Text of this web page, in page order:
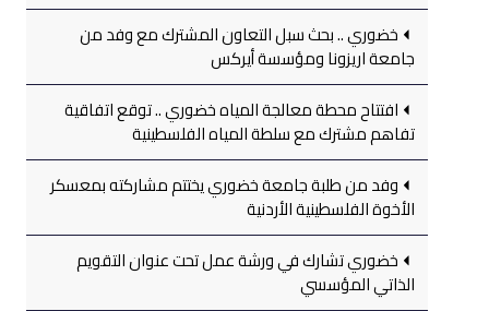
خضوري .. بحث سبل التعاون المشترك مع وفد من
جامعة اريزونا ومؤسسة أيركس
افتتاح محطة معالجة المياه خضوري .. توقع اتفاقية
تفاهم مشترك مع سلطة المياه الفلسطينية
وفد من طلبة جامعة خضوري يختتم مشاركته بمعسكر
الأخوة الفلسطينية الأردنية
خضوري تشارك في ورشة عمل تحت عنوان التقويم
الذاتي المؤسسي